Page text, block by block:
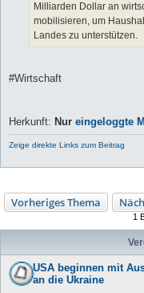
Milliarden Dollar an
mobilisieren, um
Landes zu unterstützen.
#Wirtschaft
Herkunft: Nur eingeloggte
Zeige direkte Links zum Beitrag
Vorheriges Thema
1
USA beginnen mit
an die Ukraine